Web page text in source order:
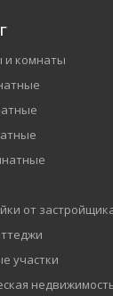
и комнаты
от
участки